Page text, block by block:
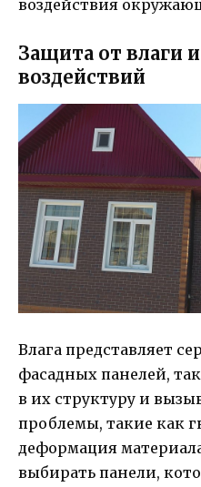
воздействия
Защита от влаги
воздействий
Влага представляет
фасадных панелей,
в их структуру и
проблемы, такие как
деформация
выбирать панели,